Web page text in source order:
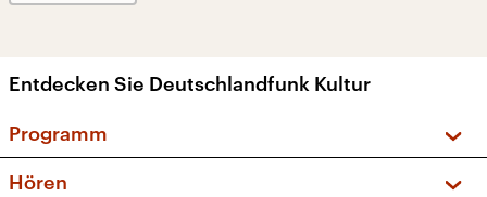
Entdecken Sie Deutschlandfunk Kultur
Programm
Hören